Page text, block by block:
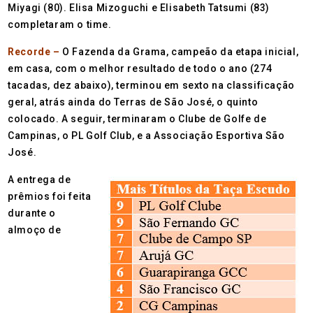
Miyagi (80). Elisa Mizoguchi e Elisabeth Tatsumi (83)
completaram o time.
Recorde – O Fazenda da Grama, campeão da etapa inicial,
em casa, com o melhor resultado de todo o ano (274
tacadas, dez abaixo), terminou em sexto na classificação
geral, atrás ainda do Terras de São José, o quinto
colocado. A seguir, terminaram o Clube de Golfe de
Campinas, o PL Golf Club, e a Associação Esportiva São
José.
A entrega de
prêmios foi feita
durante o
almoço de